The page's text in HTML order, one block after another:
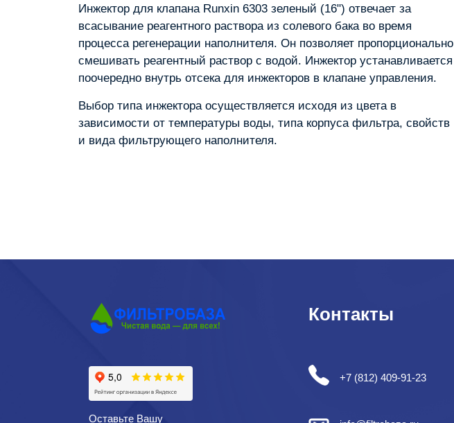
Инжектор для клапана Runxin 6303 зеленый (16") отвечает за
всасывание реагентного раствора из солевого бака во время
процесса регенерации наполнителя. Он позволяет пропорционально
смешивать реагентный раствор с водой. Инжектор устанавливается
поочередно внутрь отсека для инжекторов в клапане управления.
Выбор типа инжектора осуществляется исходя из цвета в
зависимости от температуры воды, типа корпуса фильтра, свойств
и вида фильтрующего наполнителя.
Оставьте Вашу
Контакты
+7 (812) 409-91-23